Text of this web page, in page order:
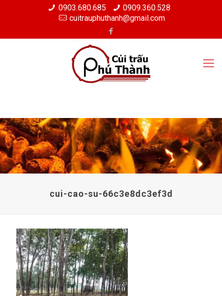
0903.680.685
0909.360.528
cuitrauphuthanh@gmail.com
cui-cao-su-66c3e8dc3ef3d